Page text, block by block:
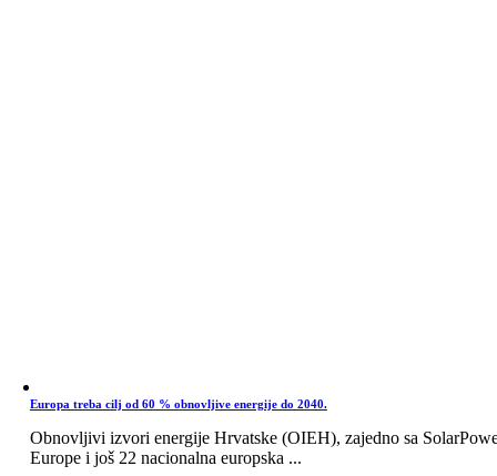
Europa treba cilj od 60 % obnovljive energije do 2040.
Obnovljivi izvori energije Hrvatske (OIEH), zajedno sa
Europe i još 22 nacionalna europska ...